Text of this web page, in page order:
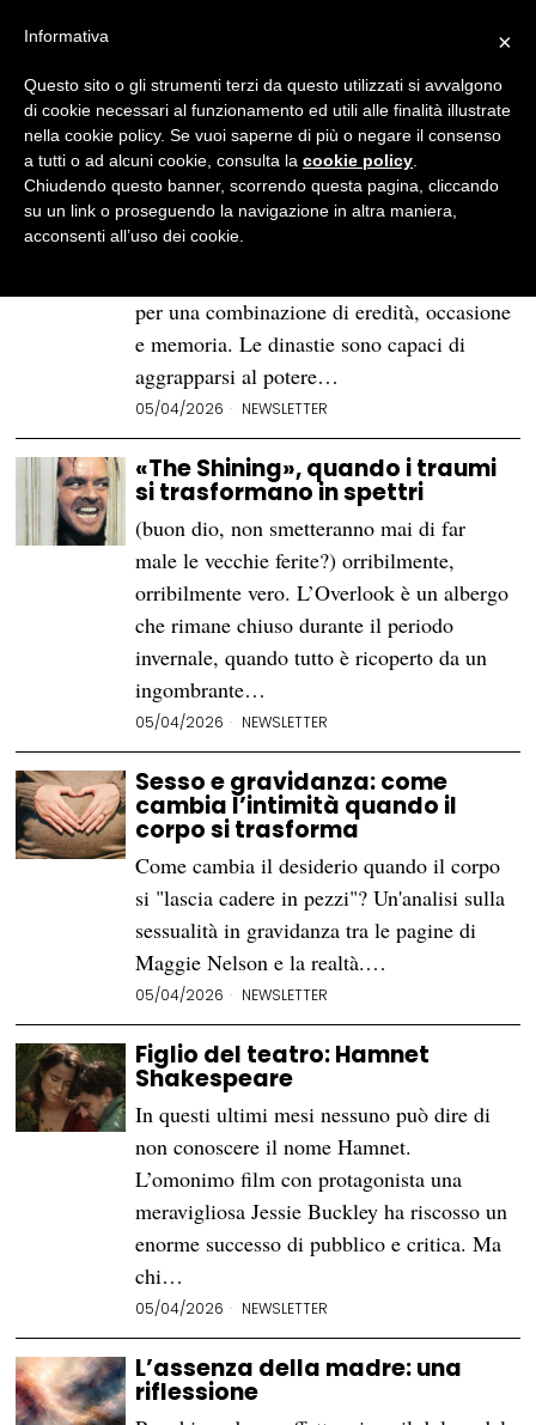
BROWSE CATEGORY
Newsletter- Page 2
Dieci dinastie che hanno fatto
la storia
Ci sono famiglie che contano più di altre.
per una combinazione di eredità, occasione
e memoria. Le dinastie sono capaci di
aggrapparsi al potere…
05/04/2026 NEWSLETTER
«The Shining», quando i traumi
si trasformano in spettri
(buon dio, non smetteranno mai di far
male le vecchie ferite?) orribilmente,
orribilmente vero. L’Overlook è un albergo
che rimane chiuso durante il periodo
invernale, quando tutto è ricoperto da un
ingombrante…
05/04/2026 NEWSLETTER
Sesso e gravidanza: come
cambia l’intimità quando il
corpo si trasforma
Come cambia il desiderio quando il corpo
si "lascia cadere in pezzi"? Un'analisi sulla
sessualità in gravidanza tra le pagine di
Maggie Nelson e la realtà.…
05/04/2026 NEWSLETTER
Figlio del teatro: Hamnet
Shakespeare
In questi ultimi mesi nessuno può dire di
non conoscere il nome Hamnet.
L’omonimo film con protagonista una
meravigliosa Jessie Buckley ha riscosso un
enorme successo di pubblico e critica. Ma
chi…
05/04/2026 NEWSLETTER
L’assenza della madre: una
riflessione
×
Informativa
Questo sito o gli strumenti terzi da questo utilizzati si avvalgono
di cookie necessari al funzionamento ed utili alle finalità illustrate
nella cookie policy. Se vuoi saperne di più o negare il consenso
a tutti o ad alcuni cookie, consulta la cookie policy
Chiudendo questo banner, scorrendo questa pagina, cliccando
su un link o proseguendo la navigazione in altra maniera,
acconsenti all’uso dei cookie.